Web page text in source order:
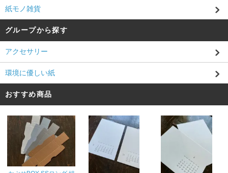
紙モノ雑貨
グループから探す
アクセサリー
環境に優しい紙
おすすめ商品